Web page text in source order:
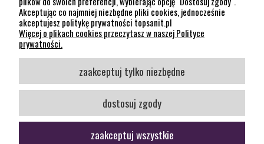
KONTAKT
12 307 26 20
Kraków, 30-704 Na Dołach 8
SOCIAL MEDIA
Śledź nas
Akceptując co najmniej niezbędne pliki cookies, jednocześnie
akceptujesz politykę prywatności topsanit.pl
Więcej o plikach cookies przeczytasz w naszej Polityce
prywatności.
zaakceptuj tylko niezbędne
dostosuj zgody
zaakceptuj wszystkie